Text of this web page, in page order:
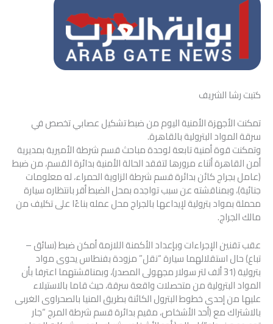
كتبت رشا الشريف
تمكنت الأجهزة الأمنية اليوم من ضبط تشكيل عصابي تخصص في
سرقة المواد البترولية بالقاهرة.
وتمكنت قوة أمنية تابعة لوحدة مباحث قسم شرطة الأميرية بمديرية
أمن القاهرة أثناء مرورها لتفقد الحالة الأمنية بدائرة القسم، من ضبط
(عامل بجراج كائن بدائرة قسم شرطة الزاوية الحمراء، له معلومات
جنائية)، وبمناقشته عن سبب تواجده بمحل الضبط أقر بانتظاره سيارة
محملة بمواد بترولية لإيداعها بالجراج محل عمله بناءًا على تكليف من
مالك الجراج.
عقب تقنين الإجراءات وبإعداد الأكمنة اللازمة أمكن ضبط (سائق –
تباع) حال استقلالهما سيارة “نقل” مزودة بفنطاس يحوى مواد
بترولية (31 ألف لتر سولار مجهولى المصدر)، وبمناقشتهما اعترفا بأن
المواد البترولية من متحصلات واقعة سرقة، حيث قاما بالاستيلاء
عليها من إحدى خطوط البترول الكائنة بطريق المنيا بالصحراوى الغربى
بالاشتراك مع (أحد الأشخاص، مقيم بدائرة قسم شرطة المرج “جار